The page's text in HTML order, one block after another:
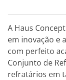
A Haus
em inovação e
com perfeito
Conjunto de
refratários em